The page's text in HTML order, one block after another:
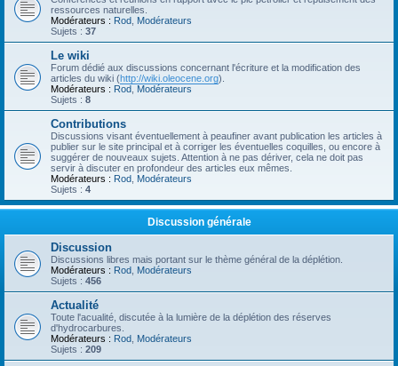
ressources naturelles.
Modérateurs : Rod Modérateurs
Sujets : 37
Le wiki
Forum dédié aux discussions concernant l'écriture et la modification des
articles du wiki (http://wiki.oleocene.org).
Modérateurs : Rod Modérateurs
Sujets : 8
Contributions
Discussions visant éventuellement à peaufiner avant publication les articles à
publier sur le site principal et à corriger les éventuelles coquilles, ou encore à
suggérer de nouveaux sujets. Attention à ne pas dériver, cela ne doit pas
servir à discuter en profondeur des articles eux mêmes.
Modérateurs : Rod Modérateurs
Sujets : 4
Discussion générale
Discussion
Discussions libres mais portant sur le thème général de la déplétion.
Modérateurs : Rod Modérateurs
Sujets : 456
Actualité
Toute l'acualité, discutée à la lumière de la déplétion des réserves
d'hydrocarbures.
Modérateurs : Rod Modérateurs
Sujets : 209